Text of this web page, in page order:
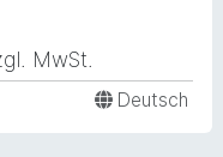
MwSt.
Deutsch